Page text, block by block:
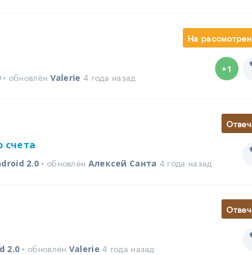
На
• обновлён Valerie 4 года назад
+1
счета
2.0 • обновлён Алексей Санта 4 года назад
2.0 • обновлён Valerie 4 года назад